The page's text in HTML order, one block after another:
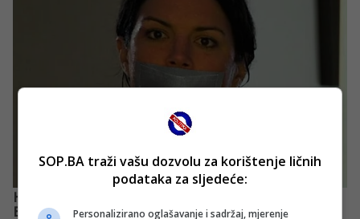
SOP.BA traži vašu dozvolu za korištenje ličnih
podataka za sljedeće:
Personalizirano oglašavanje i sadržaj, mjerenje